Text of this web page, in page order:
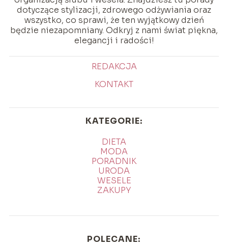
dotyczące stylizacji, zdrowego odżywiania oraz
wszystko, co sprawi, że ten wyjątkowy dzień
będzie niezapomniany. Odkryj z nami świat piękna,
elegancji i radości!
REDAKCJA
KONTAKT
KATEGORIE:
DIETA
MODA
PORADNIK
URODA
WESELE
ZAKUPY
POLECANE: